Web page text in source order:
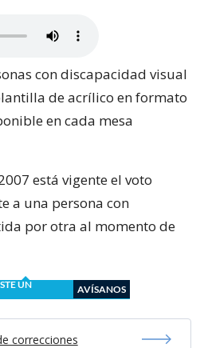
con discapacidad visual
de acrílico en formato
en cada mesa
está vigente el voto
a una persona con
por otra al momento de
UN
AVÍSANOS
correcciones